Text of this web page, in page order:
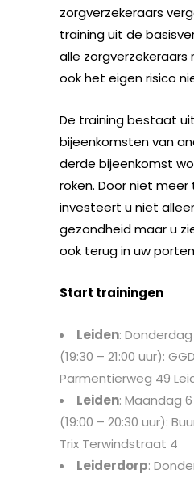
zorgverzekeraars
training uit de
alle zorgverzekeraars
ook het eigen risico
De training bestaat
bijeenkomsten van
derde bijeenkomst
roken. Door niet meer
investeert u niet
gezondheid maar u
ook terug in uw
Start trainingen
Leiden:
(19:30 – 21:00 uur):
Parmentierweg 49
Leiden: Maandag
(19:00 – 20:30 uur):
Trix Terwindstraat 4
Leiderdorp: